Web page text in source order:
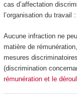
cas d’affectation
l’organisation du travail
Aucune infraction ne
matière de
mesures
(discrimination
rémunération et le